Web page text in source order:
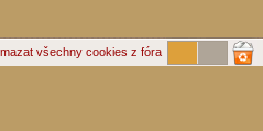
všechny cookies z fóra